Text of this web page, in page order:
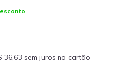
.
36,63 sem juros no cartão